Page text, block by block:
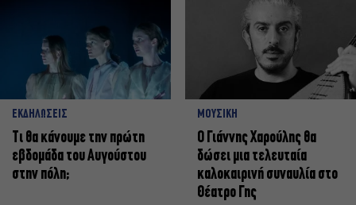
ΕΚΔΗΛΩΣΕΙΣ
Τι θα κάνουμε την πρώτη
εβδομάδα του Αυγούστου
στην πόλη;
ΜΟΥΣΙΚΗ
Ο Γιάννης Χαρούλης θα
δώσει μια τελευταία
καλοκαιρινή συναυλία στο
Θέατρο Γης